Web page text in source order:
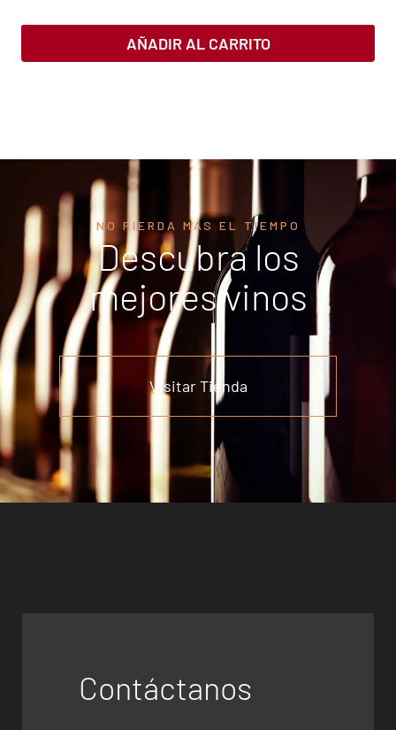
AÑADIR AL CARRITO
NO PIERDA MÁS EL TIEMPO
Descubra los
mejores vinos
Visitar Tienda
Contáctanos